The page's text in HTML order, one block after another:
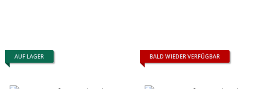
AUF LAGER BALD WIEDER VERFÜGBAR